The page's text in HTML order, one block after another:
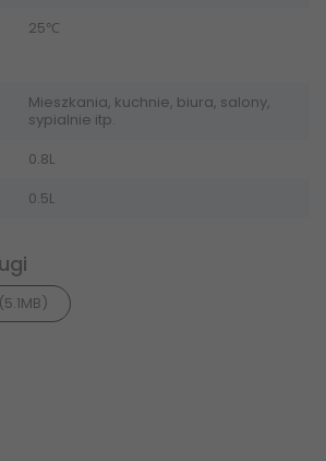
25℃
Mieszkania, kuchnie, biura, salony,
sypialnie itp.
0.8L
0.5L